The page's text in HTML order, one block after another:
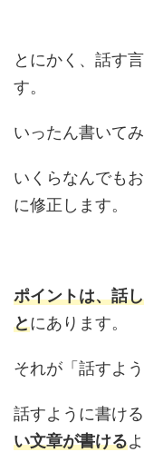
とにかく、話す
す。
いったん書いてみ
いくらなんでも
に修正します。
ポイントは、話
とにあります。
それが「話すよ
話すように書ける
い文章が書ける